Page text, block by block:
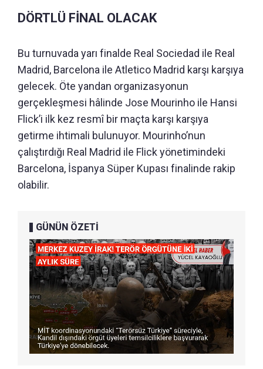
DÖRTLÜ FİNAL OLACAK
Bu turnuvada yarı finalde Real Sociedad ile Real
Madrid, Barcelona ile Atletico Madrid karşı karşıya
gelecek. Öte yandan organizasyonun
gerçekleşmesi hâlinde Jose Mourinho ile Hansi
Flick’i ilk kez resmî bir maçta karşı karşıya
getirme ihtimali bulunuyor. Mourinho’nun
çalıştırdığı Real Madrid ile Flick yönetimindeki
Barcelona, İspanya Süper Kupası finalinde rakip
olabilir.
GÜNÜN ÖZETİ